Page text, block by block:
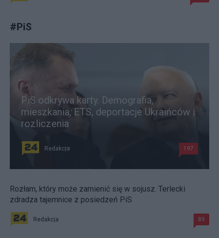
#PiS
PiS odkrywa karty. Demografia,
mieszkania, ETS, deportacje Ukraińców i
rozliczenia
Redakcja 197
Rozłam, który może zamienić się w sojusz. Terlecki
zdradza tajemnice z posiedzeń PiS
Redakcja 89